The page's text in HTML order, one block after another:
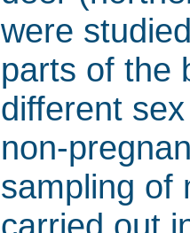
were
parts of the
different
non-
sampling of
carried out